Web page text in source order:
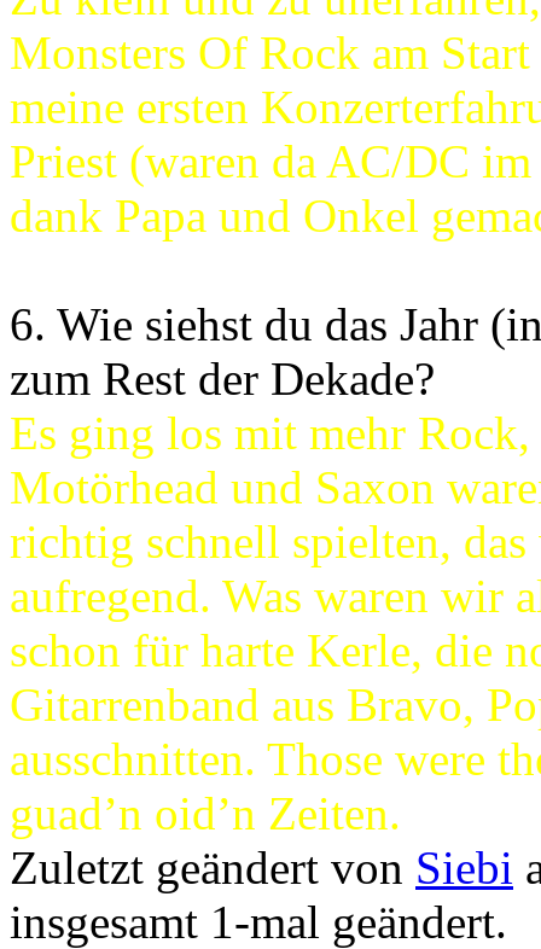
Monsters Of Rock am
meine ersten
Priest (waren da AC/DC
dank Papa und Onkel
6. Wie siehst du das Jahr
zum Rest der Dekade?
Es ging los mit mehr
Motörhead und Saxon
richtig schnell spielten,
aufregend. Was waren wir
schon für harte Kerle, die
Gitarrenband aus Bravo,
ausschnitten. Those were
guad’n oid’n Zeiten.
Zuletzt geändert von Siebi
insgesamt 1-mal geändert.